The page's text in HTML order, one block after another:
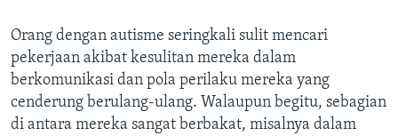
Orang dengan autisme seringkali sulit mencari
pekerjaan akibat kesulitan mereka dalam
berkomunikasi dan pola perilaku mereka yang
cenderung berulang-ulang. Walaupun begitu, sebagian
di antara mereka sangat berbakat, misalnya dalam